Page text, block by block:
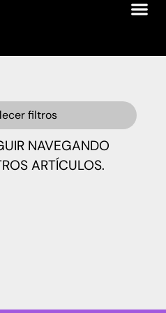
filtros
NAVEGANDO
ARTÍCULOS.